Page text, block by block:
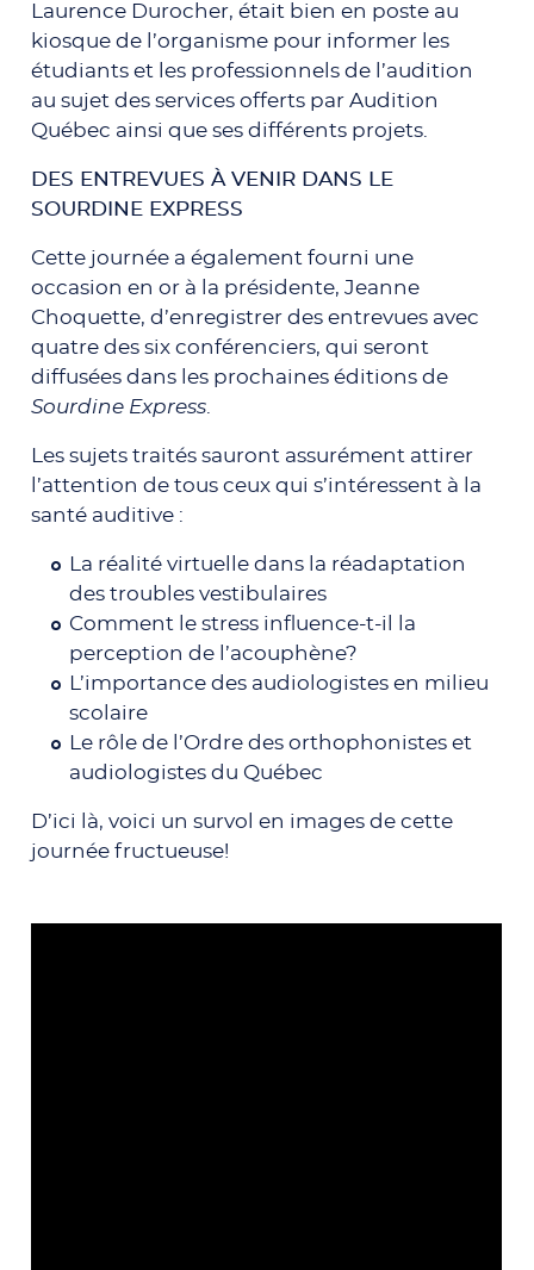
Laurence Durocher, était bien en poste au
kiosque de l’organisme pour informer les
étudiants et les professionnels de l’audition
au sujet des services offerts par Audition
Québec ainsi que ses différents projets.
DES ENTREVUES À VENIR DANS LE
SOURDINE EXPRESS
Cette journée a également fourni une
occasion en or à la présidente, Jeanne
Choquette, d’enregistrer des entrevues avec
quatre des six conférenciers, qui seront
diffusées dans les prochaines éditions de
Sourdine Express
Les sujets traités sauront assurément attirer
l’attention de tous ceux qui s’intéressent à la
santé auditive :
La réalité virtuelle dans la réadaptation
des troubles vestibulaires
Comment le stress influence-t-il la
perception de l’acouphène?
L’importance des audiologistes en milieu
scolaire
Le rôle de l’Ordre des orthophonistes et
audiologistes du Québec
D’ici là, voici un survol en images de cette
journée fructueuse!